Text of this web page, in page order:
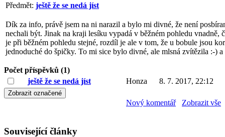
Předmět: ještě že se nedá jíst
Dík za info, právě jsem na ni narazil a bylo mi divné, že není
nechali být. Jinak na kraji lesíku vypadá v běžném pohledu
je při běžném pohledu stejné, rozdíl je ale v tom, že u bobule jsou
jednoduché do špičky. To mi sice bylo divné, ale mlsná zvítězila :-)
Počet příspěvků (1)
ještě že se nedá jíst
Honza 8. 7. 2017, 22:12
Nový komentář Zobrazit vše
Související články